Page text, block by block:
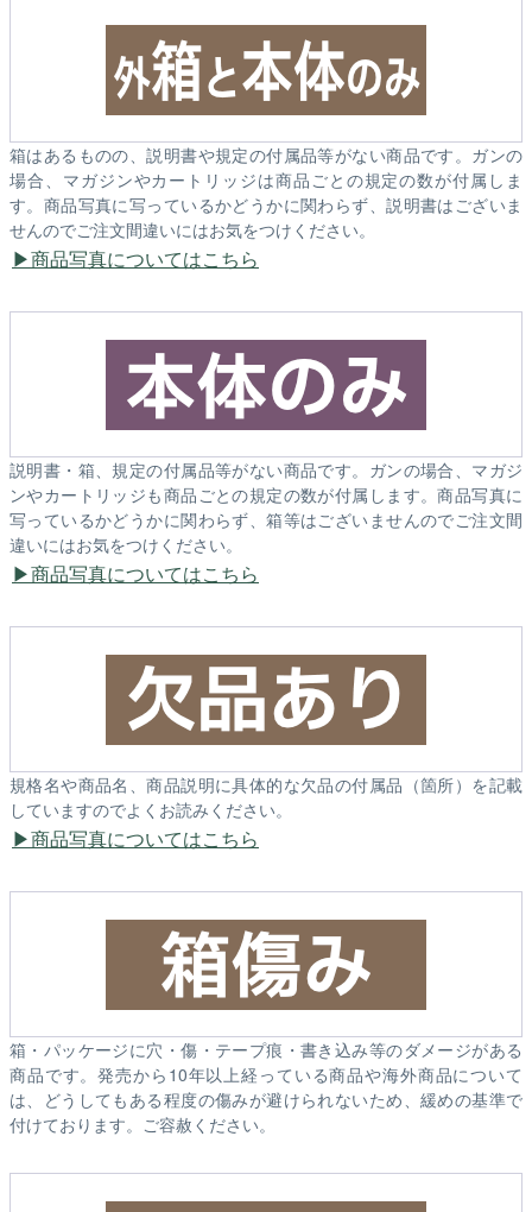
箱はあるものの、説明書や規定の付属品等がない商品です。ガンの
場合、マガジンやカートリッジは商品ごとの規定の数が付属しま
す。商品写真に写っているかどうかに関わらず、説明書はございま
せんのでご注文間違いにはお気をつけください。
商品写真についてはこちら
説明書・箱、規定の付属品等がない商品です。ガンの場合、マガジ
ンやカートリッジも商品ごとの規定の数が付属します。商品写真に
写っているかどうかに関わらず、箱等はございませんのでご注文間
違いにはお気をつけください。
商品写真についてはこちら
規格名や商品名、商品説明に具体的な欠品の付属品（箇所）を記載
していますのでよくお読みください。
商品写真についてはこちら
箱・パッケージに穴・傷・テープ痕・書き込み等のダメージがある
商品です。発売から10年以上経っている商品や海外商品について
は、どうしてもある程度の傷みが避けられないため、緩めの基準で
付けております。ご容赦ください。